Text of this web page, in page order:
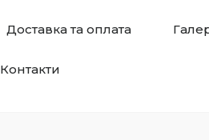
Доставка та оплата
Контакти